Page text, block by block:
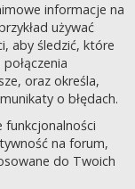
informacje na
używać
aby śledzić, które
oraz określa,
o błędach.
funkcjonalności
na forum,
do Twoich